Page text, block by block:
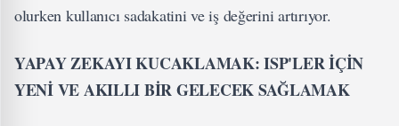
olurken kullanıcı sadakatini ve iş değerini artırıyor.
YAPAY ZEKAYI KUCAKLAMAK: ISP'LER İÇİN
YENİ VE AKILLI BİR GELECEK SAĞLAMAK